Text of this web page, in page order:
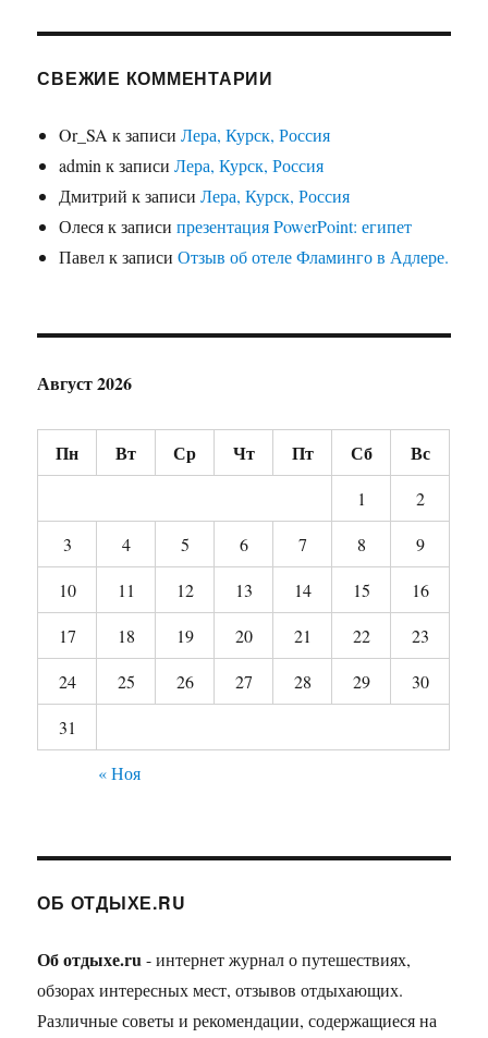
СВЕЖИЕ КОММЕНТАРИИ
Or_SA к записиЛера, Курск, Россия
admin к записиЛера, Курск, Россия
Дмитрий к записиЛера, Курск, Россия
Олесяк записипрезентация PowerPoint: египет
Павелк записиОтзыв об отеле Фламинго в Адлере.
Август 2026
Пн Вт Ср Чт Пт Сб Вс
1
2
3
4 5 6 7 8
9
10
11 12 13 14 15
16
17
18 19 20 21 22
23
24
25 26 27 28 29
30
31
« Ноя
ОБ ОТДЫХЕ.RU
Об отдыхе.ru- интернет журнал о путешествиях,
обзорах интересных мест, отзывов отдыхающих.
Различные советы и рекомендации, содержащиеся на